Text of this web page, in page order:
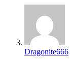
Dragonite666